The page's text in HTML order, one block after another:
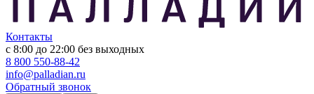
Контакты
с 8:00 до 22:00 без выходных
8 800 550-88-42
info@palladian.ru
Обратный звонок